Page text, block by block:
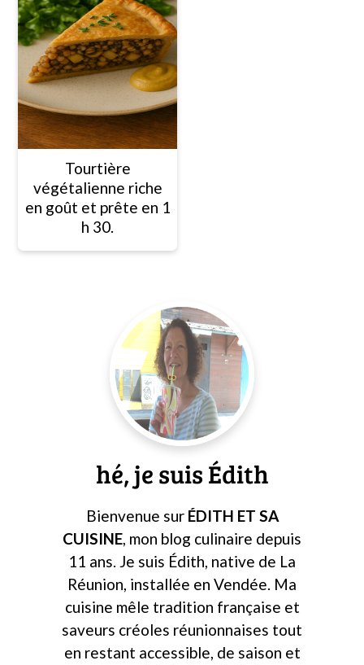
Tourtière
végétalienne riche
en goût et prête en 1
h 30.
principale
hé, je suis Édith
Bienvenue sur ÉDITH ET SA
CUISINE, mon blog culinaire depuis
11 ans. Je suis Édith, native de La
Réunion, installée en Vendée. Ma
cuisine mêle tradition française et
saveurs créoles réunionnaises tout
en restant accessible, de saison et